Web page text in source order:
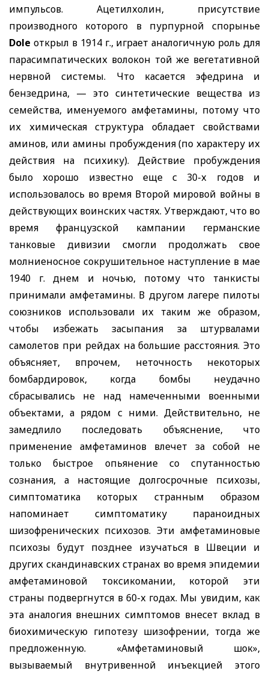
импульсов. Ацетилхолин, присутствие
производного которого в пурпурной спорынье
Dole открыл в 1914 г., играет аналогичную роль для
парасимпатических волокон той же вегетативной
нервной системы. Что касается эфедрина и
бензедрина, — это синтетические вещества из
семейства, именуемого амфетамины, потому что
их химическая структура обладает свойствами
аминов, или амины пробуждения (по характеру их
действия на психику). Действие пробуждения
было хорошо известно еще с 30-х годов и
использовалось во время Второй мировой войны в
действующих воинских частях. Утверждают, что во
время французской кампании германские
танковые дивизии смогли продолжать свое
молниеносное сокрушительное наступление в мае
1940 г. днем и ночью, потому что танкисты
принимали амфетамины. В другом лагере пилоты
союзников использовали их таким же образом,
чтобы избежать засыпания за штурвалами
самолетов при рейдах на большие расстояния. Это
объясняет, впрочем, неточность некоторых
бомбардировок, когда бомбы неудачно
сбрасывались не над намеченными военными
объектами, а рядом с ними. Действительно, не
замедлило последовать объяснение, что
применение амфетаминов влечет за собой не
только быстрое опьянение со спутанностью
сознания, а настоящие долгосрочные психозы,
симптоматика которых странным образом
напоминает симптоматику параноидных
шизофренических психозов. Эти амфетаминовые
психозы будут позднее изучаться в Швеции и
других скандинавских странах во время эпидемии
амфетаминовой токсикомании, которой эти
страны подвергнутся в 60-х годах. Мы увидим, как
эта аналогия внешних симптомов внесет вклад в
биохимическую гипотезу шизофрении, тогда же
предложенную. «Амфетаминовый шок»,
вызываемый внутривенной инъекцией этого